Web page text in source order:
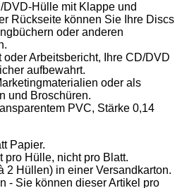
Hülle mit Klappe und
Rückseite können Sie Ihre Discs
oder anderen
Arbeitsbericht, Ihre CD/DVD
aufbewahrt.
oder als
und Broschüren.
PVC, Stärke 0,14
Papier.
pro Hülle, nicht pro Blatt.
2 Hüllen) in einer Versandkarton.
- Sie können dieser Artikel pro